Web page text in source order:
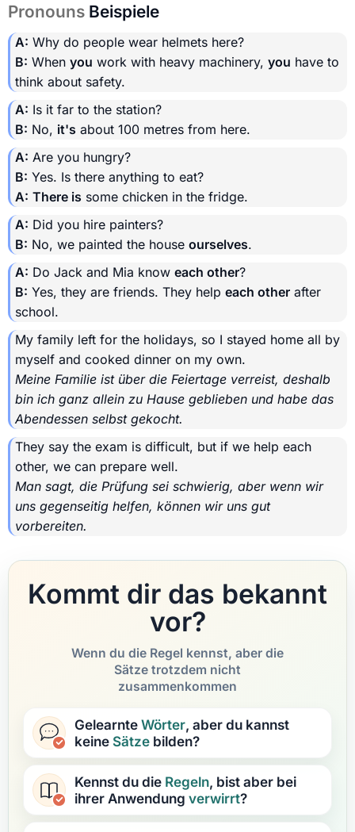
Pronouns Beispiele
A: Why do people wear helmets here?
B: When you work with heavy machinery, you have to
think about safety.
A: Is it far to the station?
B: No, it's about 100 metres from here.
A: Are you hungry?
B: Yes. Is there anything to eat?
A: There is some chicken in the fridge.
A: Did you hire painters?
B: No, we painted the house ourselves.
A: Do Jack and Mia know each other?
B: Yes, they are friends. They help each other after
school.
My family left for the holidays, so I stayed home all by
myself and cooked dinner on my own.
Meine Familie ist über die Feiertage verreist, deshalb
bin ich ganz allein zu Hause geblieben und habe das
Abendessen selbst gekocht.
They say the exam is difficult, but if we help each
other, we can prepare well.
Man sagt, die Prüfung sei schwierig, aber wenn wir
uns gegenseitig helfen, können wir uns gut
vorbereiten.
Kommt dir das bekannt
vor?
Wenn du die Regel kennst, aber die
Sätze trotzdem nicht
zusammenkommen
GelearnteWörter, aber du kannst
keine Sätze bilden?
Kennst du die Regeln, bist aber bei
ihrer Anwendung verwirrt?